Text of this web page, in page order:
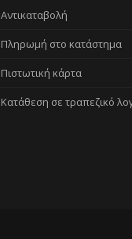
Αντικαταβολή
Πληρωμή στο κατάστημα
Πιστωτική κάρτα
Κατάθεση σε τραπεζικό